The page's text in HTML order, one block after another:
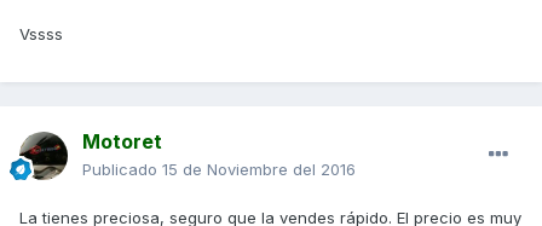
Vssss
Motoret
Publicado 15 de Noviembre del 2016
La tienes preciosa, seguro que la vendes rápido. El precio es muy